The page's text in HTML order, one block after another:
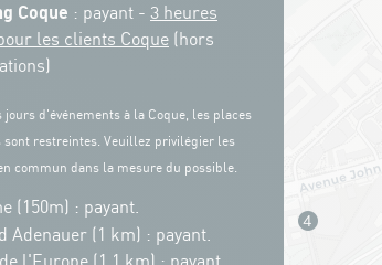
Coque : payant - 3 heures
les clients Coque (hors
jours d'événements à la Coque, les places
sont restreintes. Veuillez privilégier les
commun dans la mesure du possible.
(150m) : payant.
Adenauer (1 km) : payant.